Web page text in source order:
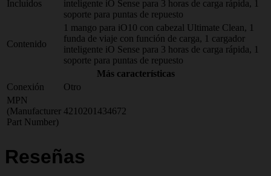
Incluidos
inteligente iO Sense para 3 horas de carga rápida, 1
soporte para puntas de repuesto
Contenido
1 mango para iO10 con cabezal Ultimate Clean, 1
funda de viaje con función de carga, 1 cargador
inteligente iO Sense para 3 horas de carga rápida, 1
soporte para puntas de repuesto
Más características
Conexión
Otro
MPN
(Manufacturer
Part Number)
4210201434672